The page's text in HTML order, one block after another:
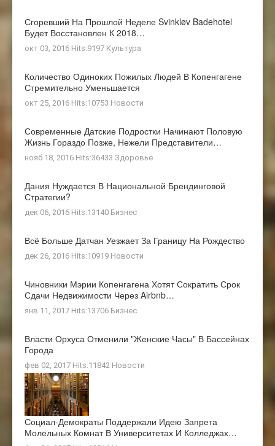
Сгоревший На Прошлой Неделе Svinkløv Badehotel
Будет Восстановлен К 2018…
окт 03, 2016 Hits:9197 Культура
Количество Одиноких Пожилых Людей В Копенгагене
Стремительно Уменьшается
окт 25, 2016 Hits:10753 Новости
Современные Датские Подростки Начинают Половую
Жизнь Гораздо Позже, Нежели Представители…
нояб 18, 2016 Hits:36433 Здоровье
Дания Нуждается В Национальной Брендинговой
Стратегии?
дек 06, 2016 Hits:13140 Бизнес
Всё Больше Датчан Уезжает За Границу На Рождество
дек 26, 2016 Hits:10919 Новости
Чиновники Мэрии Копенгагена Хотят Сократить Срок
Сдачи Недвижимости Через Airbnb…
янв 11, 2017 Hits:13706 Бизнес
Власти Орхуса Отменили "женские Часы" В Бассейнах
Города
фев 02, 2017 Hits:11842 Новости
Социал-Демократы Поддержали Идею Запрета
Молельных Комнат В Университетах И Колледжах…